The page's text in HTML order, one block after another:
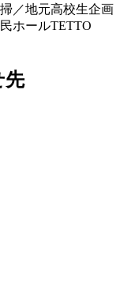
／地元高校生企画
ホールTETTO
先